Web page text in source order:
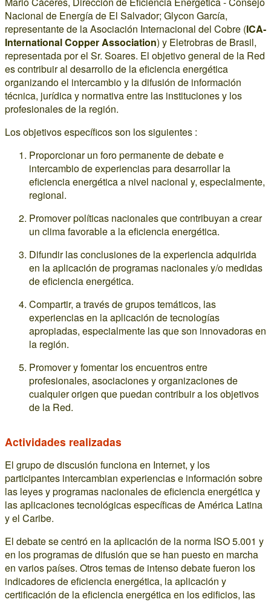
Nacional de Energía de El Salvador; Glycon García,
representante de la Asociación Internacional del Cobre (ICA-
International Copper Association) y Eletrobras de Brasil,
representada por el Sr. Soares. El objetivo general de la Red
es contribuir al desarrollo de la eficiencia energética
organizando el intercambio y la difusión de información
técnica, jurídica y normativa entre las instituciones y los
profesionales de la región.
Los objetivos específicos son los siguientes :
Proporcionar un foro permanente de debate e
intercambio de experiencias para desarrollar la
eficiencia energética a nivel nacional y, especialmente,
regional.
Promover políticas nacionales que contribuyan a crear
un clima favorable a la eficiencia energética.
Difundir las conclusiones de la experiencia adquirida
en la aplicación de programas nacionales y/o medidas
de eficiencia energética.
Compartir, a través de grupos temáticos, las
experiencias en la aplicación de tecnologías
apropiadas, especialmente las que son innovadoras en
la región.
Promover y fomentar los encuentros entre
profesionales, asociaciones y organizaciones de
cualquier origen que puedan contribuir a los objetivos
de la Red.
Actividades realizadas
El grupo de discusión funciona en Internet, y los
participantes intercambian experiencias e información sobre
las leyes y programas nacionales de eficiencia energética y
las aplicaciones tecnológicas específicas de América Latina
y el Caribe.
El debate se centró en la aplicación de la norma ISO 5.001 y
en los programas de difusión que se han puesto en marcha
en varios países. Otros temas de intenso debate fueron los
indicadores de eficiencia energética, la aplicación y
certificación de la eficiencia energética en los edificios, las